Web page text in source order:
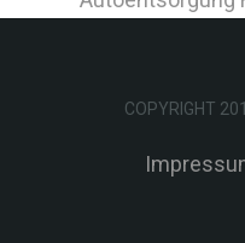
COPYRIGHT